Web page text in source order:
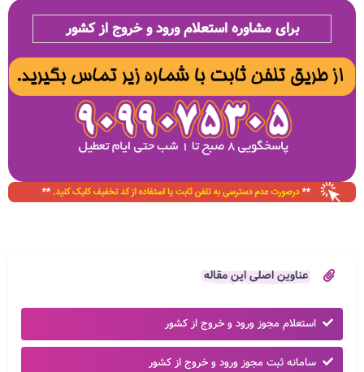
برای مشاورهاستعلام ورود و خروج از کشور
عناوین اصلی این مقاله
استعلام مجوز ورود و خروج از کشور
سامانه ثبت مجوز ورود و خروج از کشور